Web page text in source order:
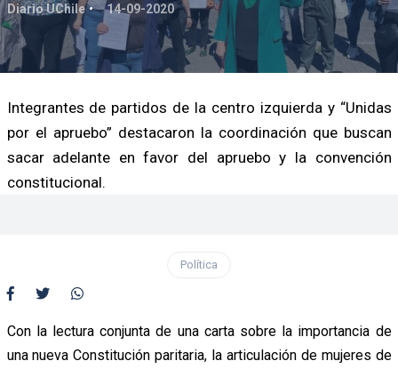
Diario UChile 14-09-2020
Integrantes de partidos de la centro izquierda y “Unidas
por el apruebo” destacaron la coordinación que buscan
sacar adelante en favor del apruebo y la convención
constitucional.
Política
Con la lectura conjunta de una carta sobre la importancia de
una nueva Constitución paritaria, la articulación de mujeres de